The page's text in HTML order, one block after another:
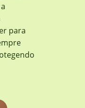
para